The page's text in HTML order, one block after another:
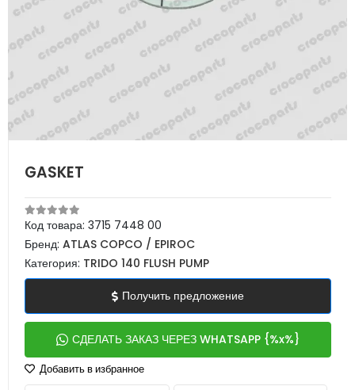
GASKET
Код товара: 3715 7448 00
Бренд: ATLAS COPCO / EPIROC
Категория: TRIDO 140 FLUSH PUMP
Получить предложение
СДЕЛАТЬ ЗАКАЗ ЧЕРЕЗ WHATSAPP {%x%}
Добавить в избранное